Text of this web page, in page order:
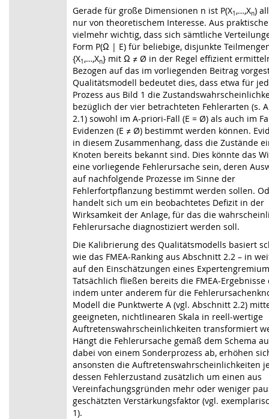
Gerade für große Dimensionen n ist P(X1 ,…,Xn)
nur von theoretischem Interesse. Aus
vielmehr wichtig, dass sich sämtliche
Form P(Ω | E) für beliebige, disjunkte
{X1 ,…,Xn} mit Ω ≠ Ø in der Regel effizient
Bezogen auf das im vorliegenden Beitrag
Qualitätsmodell bedeutet dies, dass etwa für
Prozess aus Bild 1 die
bezüglich der vier betrachteten Fehlerarten (s.
2.1) sowohl im A-priori-Fall (E = Ø) als auch im
Evidenzen (E ≠ Ø) bestimmt werden können.
in diesem Zusammenhang, dass die Zustände
Knoten bereits bekannt sind. Dies könnte das
eine vorliegende Fehlerursache sein, deren
auf nachfolgende Prozesse im Sinne der
Fehlerfortpflanzung bestimmt werden sollen.
handelt sich um ein beobachtetes Defizit in der
Wirksamkeit der Anlage, für das die
Fehlerursache diagnostiziert werden soll.
Die Kalibrierung des Qualitätsmodells basiert
wie das FMEA-Ranking aus Abschnitt 2.2 – in
auf den Einschätzungen eines
Tatsächlich fließen bereits die FMEA-
indem unter anderem für die
Modell die Punktwerte A (vgl. Abschnitt 2.2)
geeigneten, nichtlinearen Skala in reell-wertige
Auftretenswahrscheinlichkeiten transformiert
Hängt die Fehlerursache gemäß dem Schema
dabei von einem Sonderprozess ab, erhöhen
ansonsten die Auftretenswahrscheinlichkeiten
dessen Fehlerzustand zusätzlich um einen aus
Vereinfachungsgründen mehr oder weniger
geschätzten Verstärkungsfaktor (vgl.
1).